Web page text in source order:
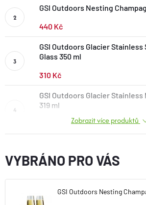
BOTY A PONOŽKY
DOPLŇKY
VYBAVENÍ
CYKLISTIKA
Značky
Velikosti Kontakty Napište nám
Doprava a platba
Mimosoudní řešení
Obchodní podmínky
GSI Outdoors Nesting
440 Kč
GSI Outdoors Glacier
Glass 350 ml
310 Kč
GSI Outdoors Glacier
319 ml
Zobrazit více produktů
VYBRÁNO PRO VÁS
GSI Outdoors Nesting